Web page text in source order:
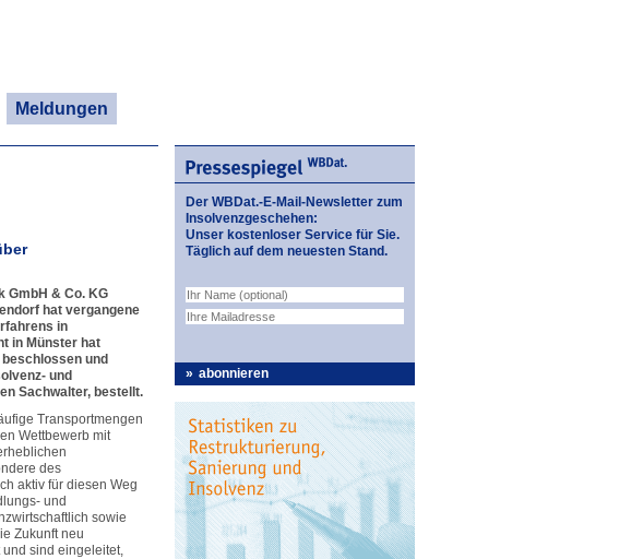
Meldungen
GmbH & Co. KG
hat vergangene
in
in Münster hat
und
und
Sachwalter, bestellt.
Transportmengen
Wettbewerb mit
des
aktiv für diesen Weg
und
sowie
Zukunft neu
sind eingeleitet,
Der WBDat.-E-Mail-Newsletter zum
Insolvenzgeschehen:
Unser kostenloser Service für Sie.
Täglich auf dem neuesten Stand.
abonnieren